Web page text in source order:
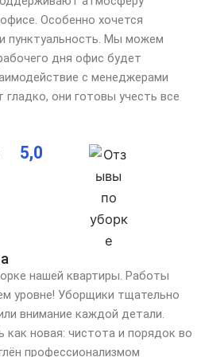
Особенно хочется
пунктуальность. Мы можем
дня офис будет
с менеджерами
гладко, они готовы учесть все
5,0
нашей квартиры. Работы
уровне! Уборщики тщательно
внимание каждой детали.
как новая: чистота и порядок во
профессионализмом